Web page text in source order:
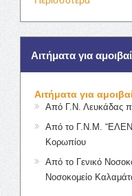
Αιτήματα για
Αιτήματα για
Από Γ.Ν. Λευκάδας
Από το Γ.Ν.Μ.
Κορωπίου
Από το Γενικό
Νοσοκομείο